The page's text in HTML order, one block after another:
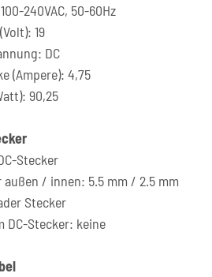
240VAC, 50-60Hz
19
DC
(Ampere): 4,75
90,25
Stecker
/ innen: 5.5 mm / 2.5 mm
Stecker
DC-Stecker: keine